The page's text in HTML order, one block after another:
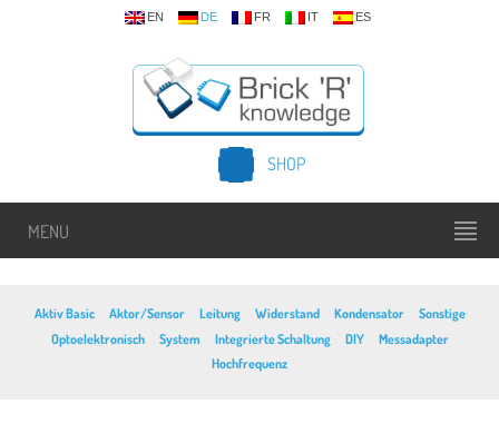
EN DE FR IT ES
SHOP
MENU
Aktiv Basic Aktor/Sensor Leitung Widerstand Kondensator
Sonstige
Optoelektronisch
System Integrierte Schaltung DIY
Messadapter
Hochfrequenz